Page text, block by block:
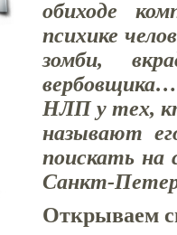
обиходе
психике
зомби,
НЛП у тех,
называют
поискать на
Санкт-
Открываем